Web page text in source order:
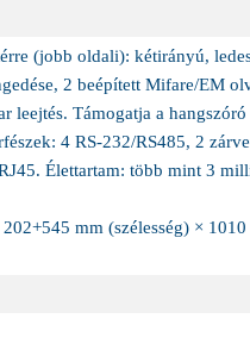
(jobb oldali): kétirányú,
2 beépített Mifare/EM
leejtés. Támogatja a
4 RS-232/RS485, 2
Élettartam: több mint 3
mm (szélesség) × 1010